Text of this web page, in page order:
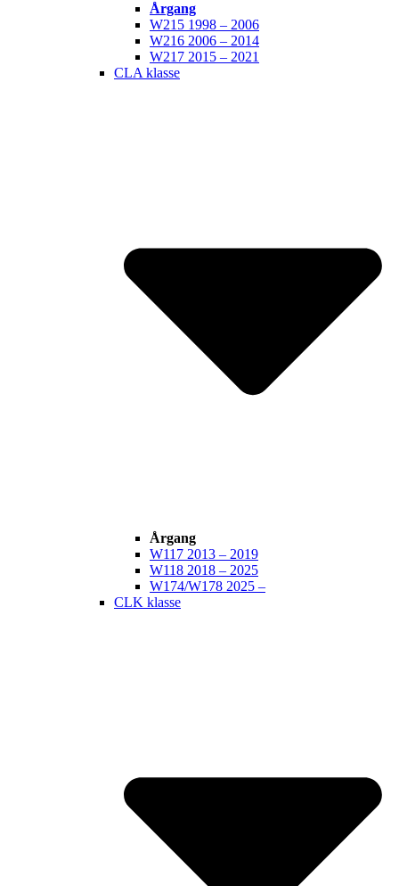
Årgang
W215 1998 – 2006
W216 2006 – 2014
W217 2015 – 2021
CLA klasse
Årgang
W117 2013 – 2019
W118 2018 – 2025
W174/W178 2025 –
CLK klasse